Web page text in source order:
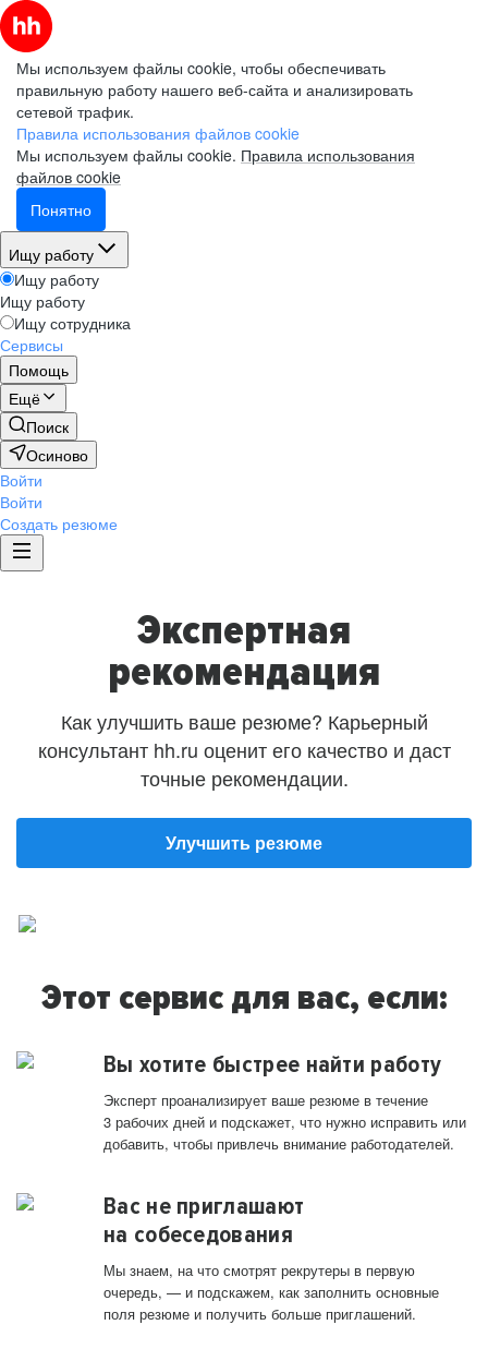
Мы используем файлы cookie, чтобы обеспечивать
правильную работу нашего веб-сайта и анализировать
сетевой трафик.
Правила использования файлов cookie
Мы используем файлы cookie. Правила использования
файлов cookie
Понятно
Ищу работу
Ищу работу
Ищу работу
Ищу сотрудника
Сервисы
Помощь
Ещё
Поиск
Осиново
Войти
Войти
Создать резюме
Экспертная
рекомендация
Как улучшить ваше резюме? Карьерный
консультант hh.ru оценит его качество и даст
точные рекомендации.
Улучшить резюме
Этот сервис для вас, если:
Вы хотите быстрее найти работу
Эксперт проанализирует ваше резюме в течение
3 рабочих дней и подскажет, что нужно исправить или
добавить, чтобы привлечь внимание работодателей.
Вас не приглашают
на собеседования
Мы знаем, на что смотрят рекрутеры в первую
очередь, — и подскажем, как заполнить основные
поля резюме и получить больше приглашений.